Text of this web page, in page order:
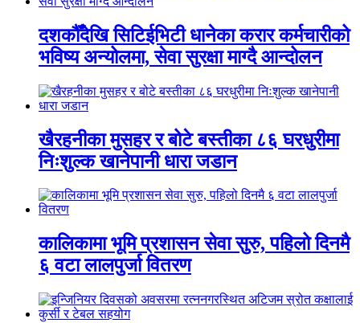
दशकौँदेखि सिटिईभिटी धानेका करार कर्मचारीको
भविष्य अन्योलमा, सेवा सुरक्षा माग्दै आन्दोलन
खैरहनीका मुसहर र बोटे बस्तीका ८६ घरधुरीमा
निःशुल्क खानेपानी धारा जडान
कालिकामा भूमि प्रशासन सेवा सुरु, पहिलो दिनमै
६ वटा लालपुर्जा वितरण